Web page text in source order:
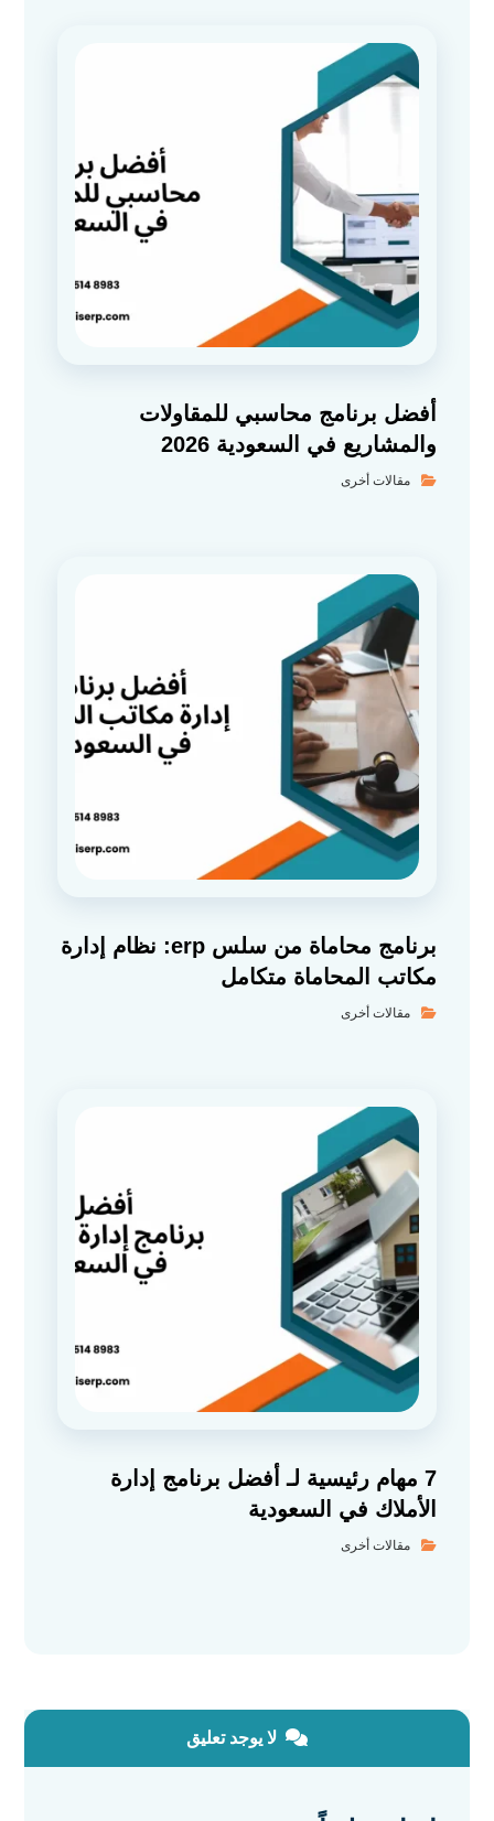
أفضل برنامج محاسبي للمقاولات
والمشاريع في السعودية 2026
مقالات أخرى
برنامج محاماة من سلس erp: نظام إدارة
مكاتب المحاماة متكامل
مقالات أخرى
7 مهام رئيسية لـ أفضل برنامج إدارة
الأملاك في السعودية
مقالات أخرى
لا يوجد تعليق